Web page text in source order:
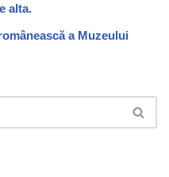
alta.
a Muzeului